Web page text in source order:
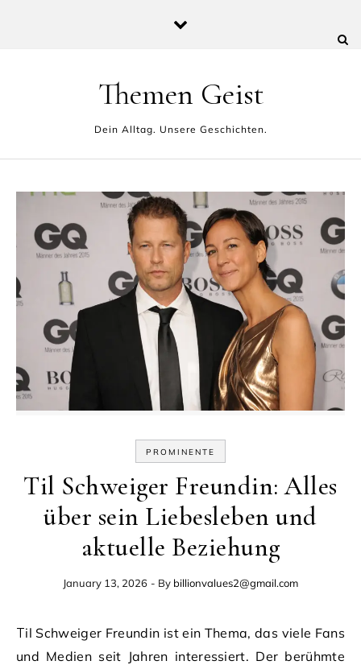
Themen Geist
Dein Alltag. Unsere Geschichten.
PROMINENTE
Til Schweiger Freundin: Alles
über sein Liebesleben und
aktuelle Beziehung
January 13, 2026 - By billionvalues2@gmail.com
Til Schweiger Freundin ist ein Thema, das viele Fans
und Medien seit Jahren interessiert. Der berühmte